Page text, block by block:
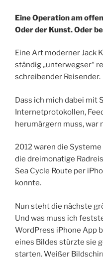
Eine Operation am
Oder der Kunst. Oder
Eine Art moderner Jack
ständig „unterwegser“
schreibender Reisender.
Dass ich mich dabei mit
Internetprotokollen,
herumärgern muss, war
2012 waren die
die dreimonatige
Sea Cycle Route per
konnte.
Nun steht die nächste
Und was muss ich
WordPress iPhone App
eines Bildes stürzte sie
starten. Weißer